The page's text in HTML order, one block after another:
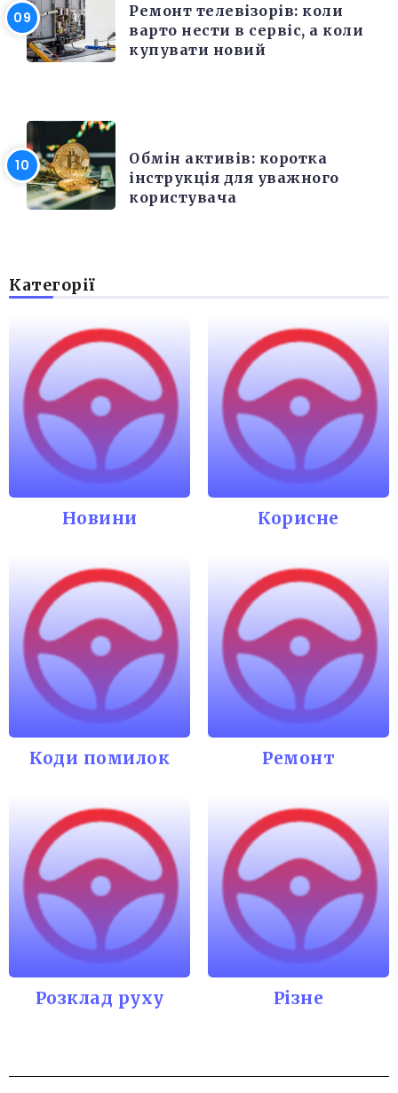
Ремонт телевізорів: коли
варто нести в сервіс, а коли
купувати новий
Обмін активів: коротка
інструкція для уважного
користувача
Категорії
Новини Корисне
Коди помилок Ремонт
Розклад руху Різне